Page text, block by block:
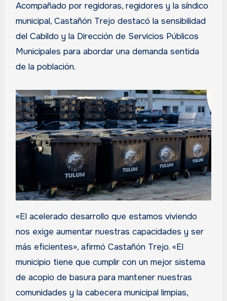
Acompañado por regidoras, regidores y la síndico
municipal, Castañón Trejo destacó la sensibilidad
del Cabildo y la Dirección de Servicios Públicos
Municipales para abordar una demanda sentida
de la población.
«El acelerado desarrollo que estamos viviendo
nos exige aumentar nuestras capacidades y ser
más eficientes», afirmó Castañón Trejo. «El
municipio tiene que cumplir con un mejor sistema
de acopio de basura para mantener nuestras
comunidades y la cabecera municipal limpias,